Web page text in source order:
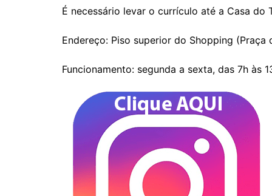
É necessário levar o currículo até a Casa do
Endereço: Piso superior do Shopping (Praça
Funcionamento: segunda a sexta, das 7h às